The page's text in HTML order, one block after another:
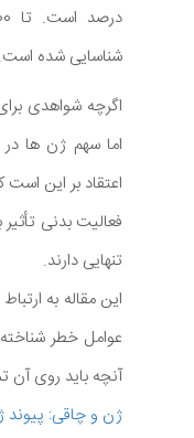
شناسایی شده است.
اگرچه شواهدی
اما سهم ژن ها
اعتقاد بر این
فعالیت بدنی
تنهایی دارند.
این مقاله به
عوامل خطر
آنچه باید روی آن
ژن و چاقی: پیوند